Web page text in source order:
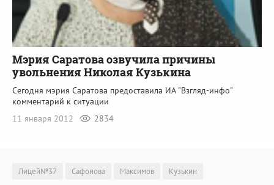
Мэрия Саратова озвучила причины
увольнения Николая Кузькина
Сегодня мэрия Саратова предоставила ИА "Взгляд-инфо"
комментарий к ситуации
11 января 2012
2834
Лицей№37 Сафонова Максимов Кузькин